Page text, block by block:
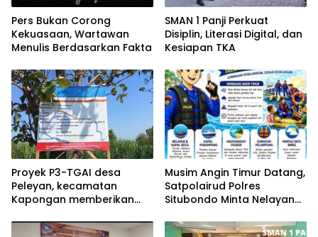
Pers Bukan Corong
Kekuasaan, Wartawan
Menulis Berdasarkan Fakta
SMAN 1 Panji Perkuat
Disiplin, Literasi Digital, dan
Kesiapan TKA
Proyek P3-TGAI desa
Peleyan, kecamatan
Kapongan memberikan
Musim Angin Timur Datang,
Satpolairud Polres
Situbondo Minta Nelayan
di Laut